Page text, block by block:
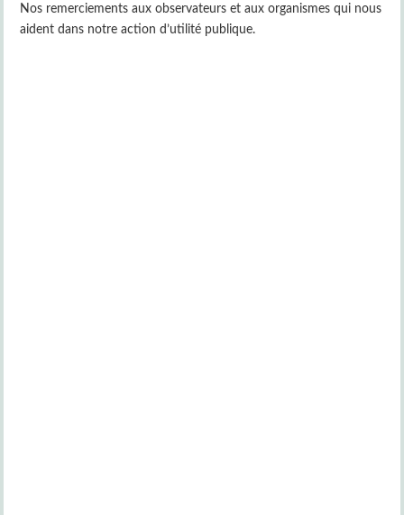
Nos remerciements aux observateurs et aux organismes qui nous
aident dans notre action d’utilité publique.